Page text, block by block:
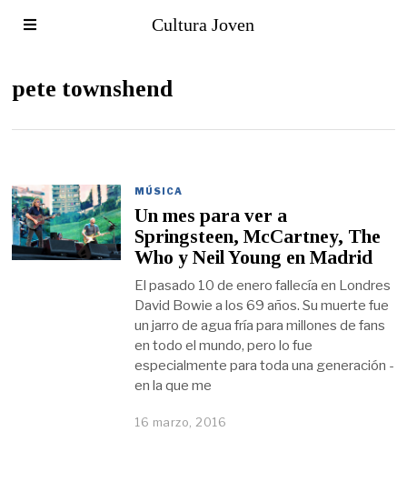
Cultura Joven
pete townshend
MÚSICA
Un mes para ver a
Springsteen, McCartney, The
Who y Neil Young en Madrid
El pasado 10 de enero fallecía en Londres
David Bowie a los 69 años. Su muerte fue
un jarro de agua fría para millones de fans
en todo el mundo, pero lo fue
especialmente para toda una generación -
en la que me
16 marzo, 2016